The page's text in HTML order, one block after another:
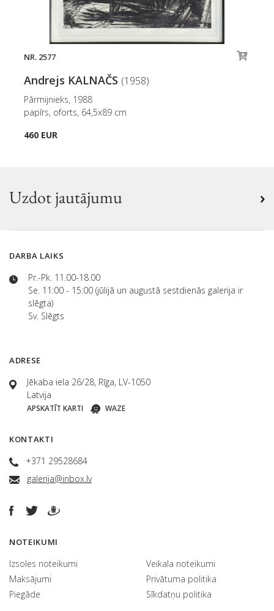
NR. 2577
Andrejs KALNAČS (1958)
Pārmijnieks, 1988
papīrs, oforts, 64,5x89 cm
460 EUR
Uzdot jautājumu
DARBA LAIKS
Pr.-Pk. 11.00-18.00
Se. 11:00 - 15:00 (jūlijā un augustā sestdienās galerija ir
slēgta)
Sv. Slēgts
ADRESE
Jēkaba iela 26/28, Rīga, LV-1050
Latvija
APSKATĪT KARTI WAZE
KONTAKTI
+371 29528684
galerija@inbox.lv
NOTEIKUMI
Izsoles noteikumi
Maksājumi
Piegāde
Veikala noteikumi
Privātuma politika
Sīkdatņu politika